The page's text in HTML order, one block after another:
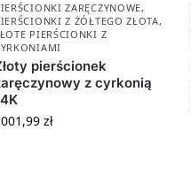
ZARĘCZYNOWE,
Z ŻÓŁTEGO ZŁOTA,
PIERŚCIONKI Z
pierścionek
z cyrkonią
zł